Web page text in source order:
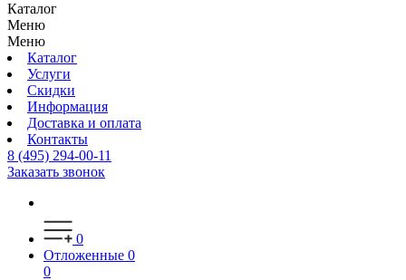
Каталог
Меню
Меню
Каталог
Услуги
Скидки
Информация
Доставка и оплата
Контакты
8 (495) 294-00-11
Заказать звонок
0
Отложенные 0
0